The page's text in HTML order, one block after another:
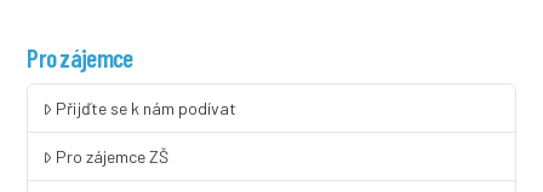
Pro zájemce
Přijďte se k nám podívat
Pro zájemce ZŠ